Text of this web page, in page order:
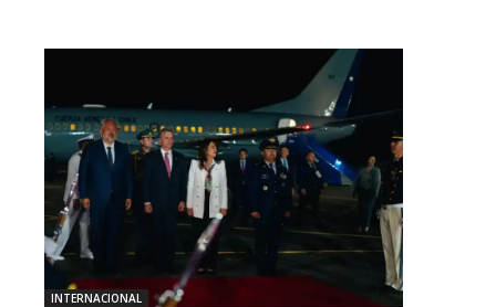
INTERNACIONAL